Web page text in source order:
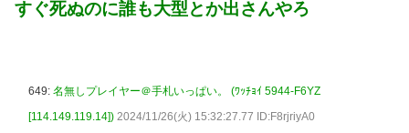
すぐ死ぬのに誰も大型とか出さんやろ
649: 名無しプレイヤー＠手札いっぱい。 (ﾜｯﾁｮｲ 5944-F6YZ
[114.149.119.14]) 2024/11/26(火) 15:32:27.77 ID:F8rjriyA0